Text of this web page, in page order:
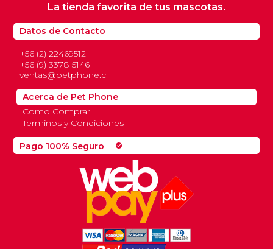
Pago 100% Seguro check_circle
Datos de Contacto
+56 (2) 22469512
+56 (9) 3378 5146
ventas@petphone.cl
La tienda favorita de tus mascotas.
Acerca de Pet Phone
Como Comprar
Terminos y Condiciones